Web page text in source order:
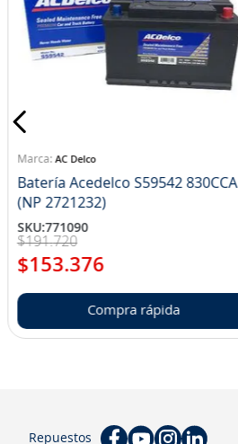
AC Delco
Batería Acedelco S59542 830CCA
(NP 2721232)
SKU:771090
$191.720
$153.376
Compra rápida
Repuestos